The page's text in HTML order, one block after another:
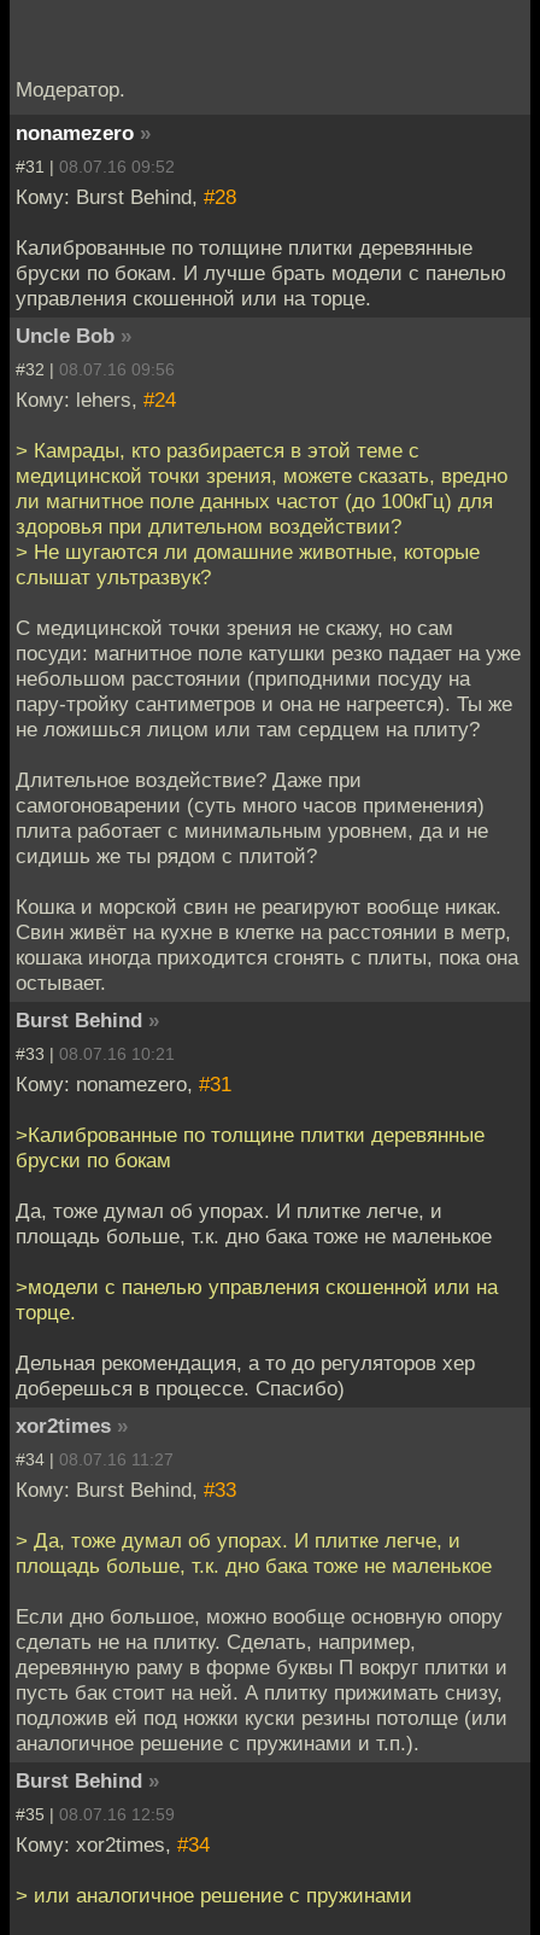
Модератор.
nonamezero »
#31 | 08.07.16 09:52
Кому: Burst Behind, #28
Калиброванные по толщине плитки деревянные
бруски по бокам. И лучше брать модели с панелью
управления скошенной или на торце.
Uncle Bob »
#32 | 08.07.16 09:56
Кому: lehers, #24
> Камрады, кто разбирается в этой теме с
медицинской точки зрения, можете сказать, вредно
ли магнитное поле данных частот (до 100кГц) для
здоровья при длительном воздействии?
> Не шугаются ли домашние животные, которые
слышат ультразвук?
С медицинской точки зрения не скажу, но сам
посуди: магнитное поле катушки резко падает на уже
небольшом расстоянии (приподними посуду на
пару-тройку сантиметров и она не нагреется). Ты же
не ложишься лицом или там сердцем на плиту?
Длительное воздействие? Даже при
самогоноварении (суть много часов применения)
плита работает с минимальным уровнем, да и не
сидишь же ты рядом с плитой?
Кошка и морской свин не реагируют вообще никак.
Свин живёт на кухне в клетке на расстоянии в метр,
кошака иногда приходится сгонять с плиты, пока она
остывает.
Burst Behind »
#33 | 08.07.16 10:21
Кому: nonamezero, #31
>Калиброванные по толщине плитки деревянные
бруски по бокам
Да, тоже думал об упорах. И плитке легче, и
площадь больше, т.к. дно бака тоже не маленькое
>модели с панелью управления скошенной или на
торце.
Дельная рекомендация, а то до регуляторов хер
доберешься в процессе. Спасибо)
xor2times »
#34 | 08.07.16 11:27
Кому: Burst Behind, #33
> Да, тоже думал об упорах. И плитке легче, и
площадь больше, т.к. дно бака тоже не маленькое
Если дно большое, можно вообще основную опору
сделать не на плитку. Сделать, например,
деревянную раму в форме буквы П вокруг плитки и
пусть бак стоит на ней. А плитку прижимать снизу,
подложив ей под ножки куски резины потолще (или
аналогичное решение с пружинами и т.п.).
Burst Behind »
#35 | 08.07.16 12:59
Кому: xor2times, #34
> или аналогичное решение с пружинами